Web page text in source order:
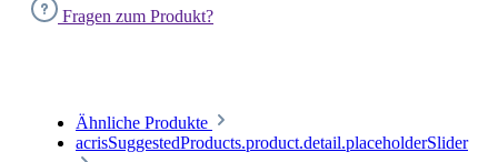
Fragen zum Produkt?
Ähnliche Produkte
acrisSuggestedProducts.product.detail.placeholderSlider